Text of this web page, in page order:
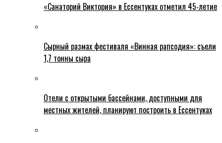
«Санаторий Виктория» в Ессентуках отметил 45‑летие
Сырный размах фестиваля «Винная рапсодия»: съели
1,7 тонны сыра
Отели с открытыми бассейнами, доступными для
местных жителей, планируют построить в Ессентуках